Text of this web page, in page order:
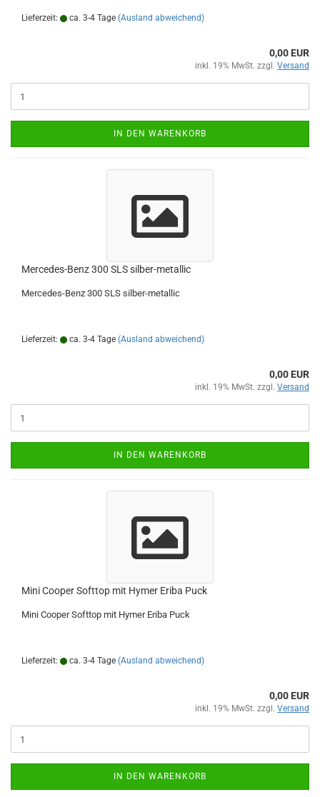
Lieferzeit: ca. 3-4 Tage (Ausland abweichend)
0,00 EUR
inkl. 19% MwSt. zzgl. Versand
IN DEN WARENKORB
Mercedes-Benz 300 SLS silber-metallic
Mercedes-Benz 300 SLS silber-metallic
Lieferzeit: ca. 3-4 Tage (Ausland abweichend)
0,00 EUR
inkl. 19% MwSt. zzgl. Versand
IN DEN WARENKORB
Mini Cooper Softtop mit Hymer Eriba Puck
Mini Cooper Softtop mit Hymer Eriba Puck
Lieferzeit: ca. 3-4 Tage (Ausland abweichend)
0,00 EUR
inkl. 19% MwSt. zzgl. Versand
IN DEN WARENKORB